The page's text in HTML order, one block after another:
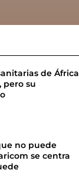
de África
pero su
no puede
se centra